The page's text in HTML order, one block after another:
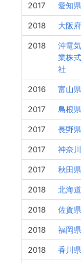
2017 愛知県
2018 大阪府
2018
沖電
業株
社
2016 富山県
2017 島根県
2017 長野県
2017 神奈
2017 秋田県
2018 北海道
2018 佐賀県
2018 福岡県
2018 香川県